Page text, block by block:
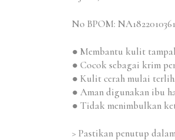
No BPOM:
● Membantu kulit
● Cocok sebagai krim
● Kulit cerah mulai
● Aman digunakan ibu
● Tidak menimbulkan
> Pastikan penutup